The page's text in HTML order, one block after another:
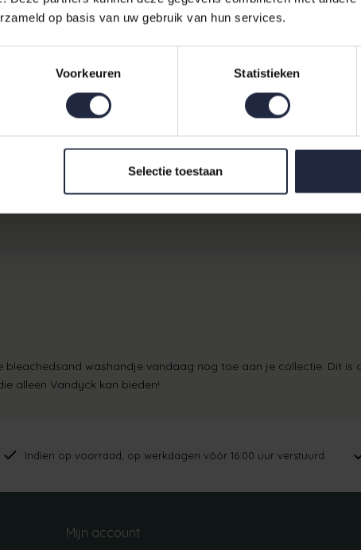
op basis van uw gebruik van hun services.
Voorkeuren Statistieken
Selectie toestaan
washandje
. Dit prachtige washandje, met een
katoen, is dit washandje niet alleen functioneel, maar ook een
wat zorgt voor een luxe gevoel op je huid.
moderne en elegante uitstraling aan je badkamer.
in de sauna of zelfs voor een dagje strand.
en behoudt zijn kwaliteit, zelfs na meerdere
bleachedsand washandje vandaag nog toe aan je collectie. Dit is
alleen Vandyck kan bieden!
Indien op voorraad, op werkdagen vóór 16:00 uur verstuurd.
Mijn account